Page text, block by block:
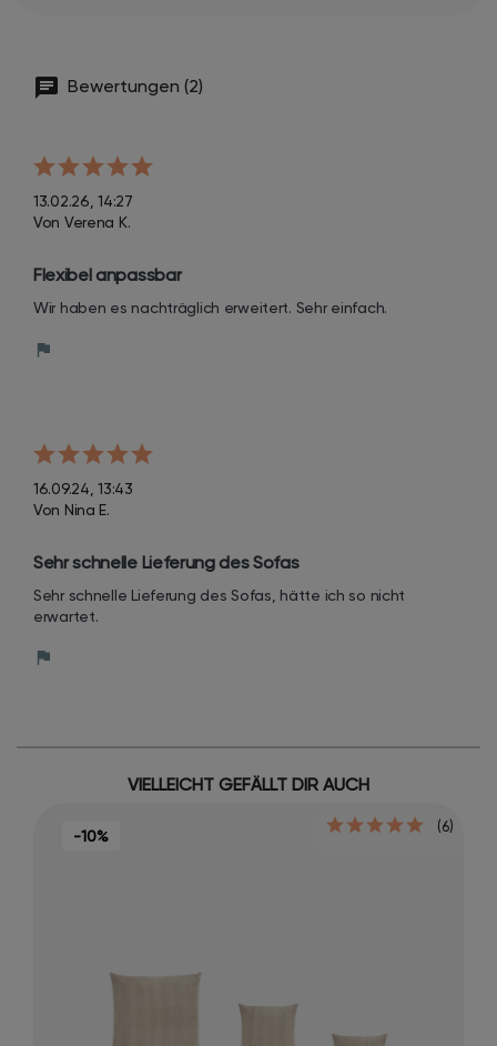
Bewertungen (2)
13.02.26, 14:27
Von Verena K.
Flexibel anpassbar
Wir haben es nachträglich erweitert. Sehr einfach.
16.09.24, 13:43
Von Nina E.
Sehr schnelle Lieferung des Sofas
Sehr schnelle Lieferung des Sofas, hätte ich so nicht
erwartet.
VIELLEICHT GEFÄLLT DIR AUCH
-10% (6)